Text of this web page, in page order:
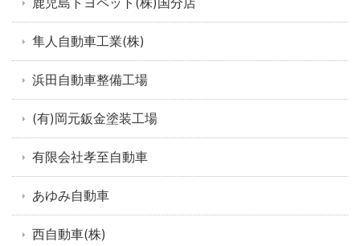
隼人自動車工業(株)
浜田自動車整備工場
(有)岡元鈑金塗装工場
有限会社孝至自動車
あゆみ自動車
西自動車(株)